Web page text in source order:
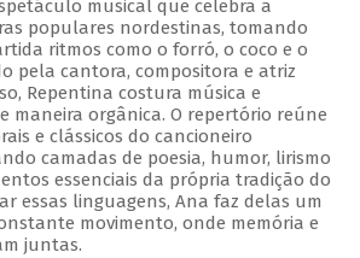
musical que celebra a
populares nordestinas, tomando
ritmos como o forró, o coco e o
pela cantora, compositora e atriz
Repentina costura música e
maneira orgânica. O repertório reúne
e clássicos do cancioneiro
camadas de poesia, humor, lirismo
essenciais da própria tradição do
essas linguagens, Ana faz delas um
movimento, onde memória e
juntas.